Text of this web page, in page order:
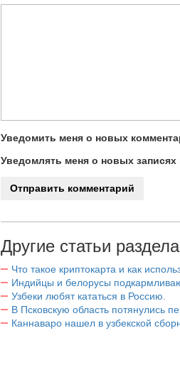
Уведомить меня о новых
Уведомлять меня о новых записях
Другие статьи раздела
Что такое криптокарта и как
Индийцы и белорусы
Узбеки любят кататься в Россию.
В Псковскую область потянулись
Каннаваро нашел в узбекской